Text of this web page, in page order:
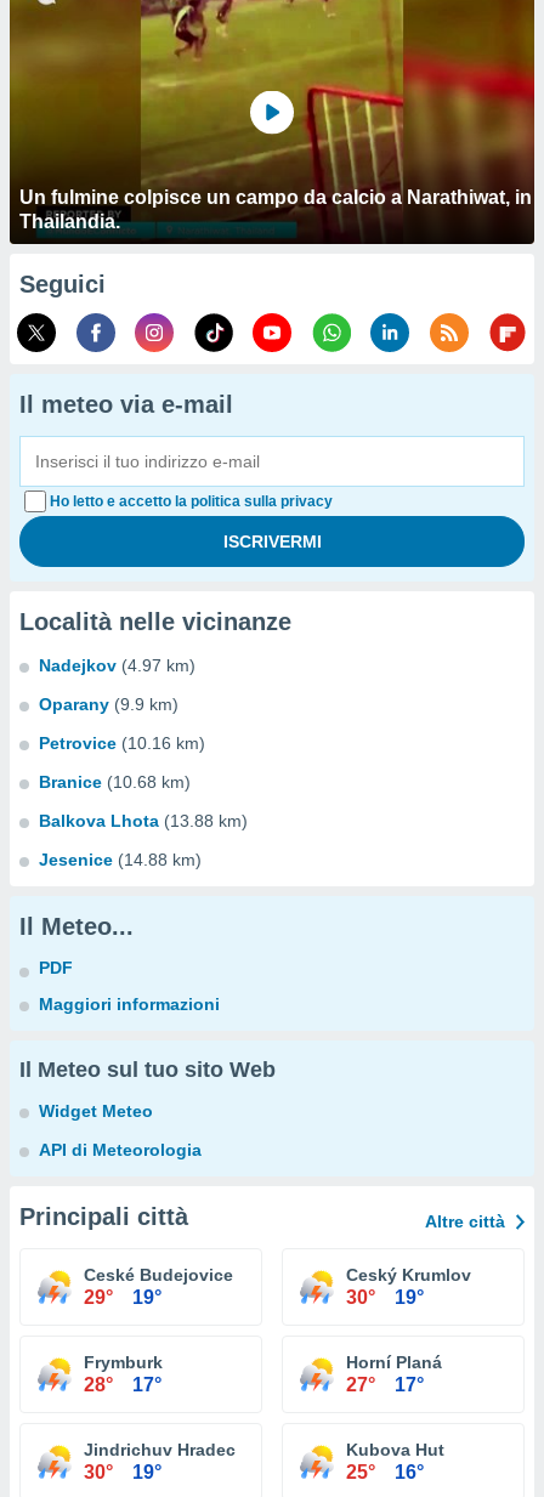
Un fulmine colpisce un campo da calcio a Narathiwat, in
Thailandia.
Seguici
Il meteo via e-mail
Ho letto e accetto la politica sulla privacy
Località nelle vicinanze
Nadejkov (4.97 km)
Oparany (9.9 km)
Petrovice (10.16 km)
Branice (10.68 km)
Balkova Lhota (13.88 km)
Jesenice (14.88 km)
Il Meteo...
PDF
Maggiori informazioni
Il Meteo sul tuo sito Web
Widget Meteo
API di Meteorologia
Principali città Altre città
Ceské Budejovice
29° 19°
Ceský Krumlov
30° 19°
Frymburk
28° 17°
Horní Planá
27° 17°
Jindrichuv Hradec
30° 19°
Kubova Hut
25° 16°